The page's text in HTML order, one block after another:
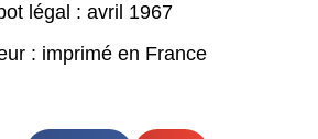
légal : avril 1967
: imprimé en France